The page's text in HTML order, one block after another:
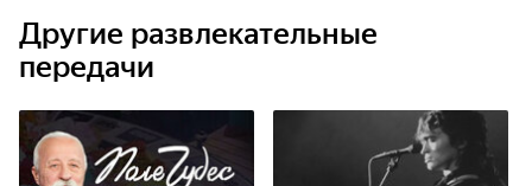
Другие развлекательные
передачи